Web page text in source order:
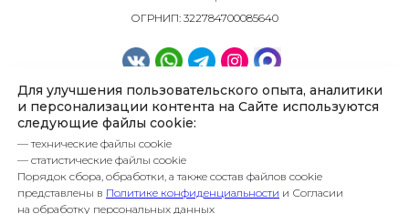
Для улучшения пользовательского опыта, аналитики
и персонализации контента на Сайте используются
следующие файлы cookie:
— технические файлы cookie
— статистические файлы cookie
Порядок сбора, обработки, а также состав файлов cookie
представлены в Политике конфиденциальности и Согласии
на обработку персональных данных
Политика конфиденциальности
ОГРНИП: 322784700085640
*Instagram — проект Meta Platforms Inc.,